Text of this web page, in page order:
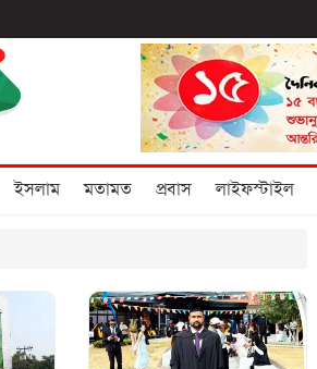
ইসলাম মতামত প্রবাস লাইফস্টাইল